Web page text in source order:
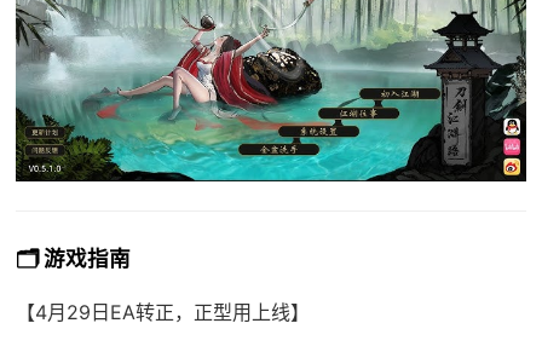
🗂️ 游戏指南
【4月29日EA转正，正型用上线】